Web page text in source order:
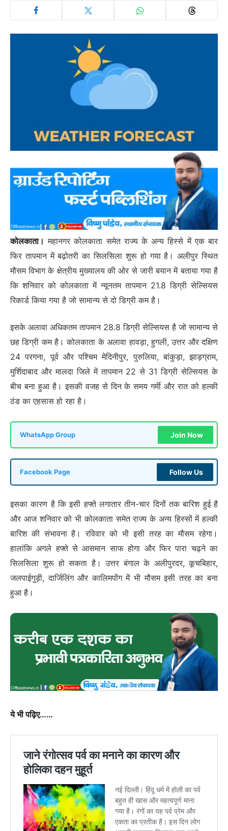
कोलकाता। महानगर कोलकाता समेत राज्य के अन्य हिस्से में एक बार
फिर तापमान में बढ़ोतरी का सिलसिला शुरू हो गया है। अलीपुर स्थित
मौसम विभाग के क्षेत्रीय मुख्यालय की ओर से जारी बयान में बताया गया है
कि शनिवार को कोलकाता में न्यूनतम तापमान 21.8 डिग्री सेल्सियस
रिकार्ड किया गया है जो सामान्य से दो डिग्री कम है।
इसके अलावा अधिकतम तापमान 28.8 डिग्री सेल्सियस है जो सामान्य से
छह डिग्री कम है। कोलकाता के अलावा हावड़ा, हुगली, उत्तर और दक्षिण
24 परगना, पूर्व और पश्चिम मेदिनीपुर, पुरुलिया, बांकुड़ा, झाड़ग्राम,
मुर्शिदाबाद और मालदा जिले में तापमान 22 से 31 डिग्री सेल्सियस के
बीच बना हुआ है। इसकी वजह से दिन के समय गर्मी और रात को हल्की
ठंड का एहसास हो रहा है।
WhatsApp Group Join Now
Facebook Page Follow Us
इसका कारण है कि इसी हफ्ते लगातार तीन-चार दिनों तक बारिश हुई है
और आज शनिवार को भी कोलकाता समेत राज्य के अन्य हिस्सों में हल्की
बारिश की संभावना है। रविवार को भी इसी तरह का मौसम रहेगा।
हालांकि अगले हफ्ते से आसमान साफ होगा और फिर पारा चढ़ने का
सिलसिला शुरू हो सकता है। उत्तर बंगाल के अलीपुरदर, कूचबिहार,
जलपाईगुड़ी, दार्जिलिंग और कालिमपोंग में भी मौसम इसी तरह का बना
हुआ है।
ये भी पढ़िए……